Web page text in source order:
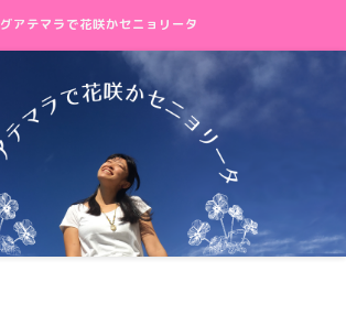
グアテマラで花咲かセニョリータ